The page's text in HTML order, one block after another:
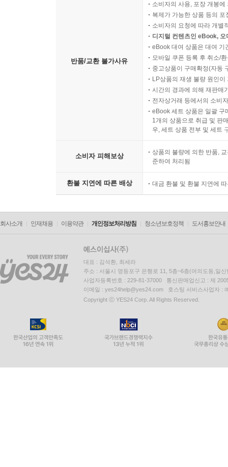
반품/교환 불가사유
소비자의 사용, 포장 개봉
복제가 가능한 상품 등의
소비자의 요청에 따라 개별
디지털 컨텐츠인 eBook,
eBook 대여 상품은 대여 기
모바일 쿠폰 등록 후 취소/
중고상품이 구매확정(자동
LP상품의 재생 불량 원인
시간의 경과에 의해 재판매
전자상거래 등에서의 소비
eBook 세트 상품은 일괄 구
1개의 상품으로 취급 및 판
우, 세트 상품 전부 및 세트
소비자 피해보상
상품의 불량에 의한 반품,
준하여 처리됨
환불 지연에 따른 배상 대금 환불 및 환불 지연에
회사소개 인재채용 이용약관 개인정보처리방침 청소년보호정책 도서홍보안내
대표 : 김석환, 최세라
주소 : 서울시 영등포구 은행로 11, 5층~6층(여의도동,일신
사업자등록번호 : 229-81-37000 통신판매업신고 : 제
이메일 : yes24help@yes24.com 호스팅 서비스사업자 :
Copyright ⓒ YES24 Corp. All Rights Reserved.